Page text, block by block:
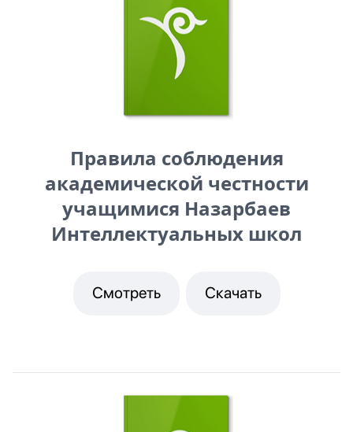
Правила соблюдения
академической честности
учащимися Назарбаев
Интеллектуальных школ
Смотреть Скачать